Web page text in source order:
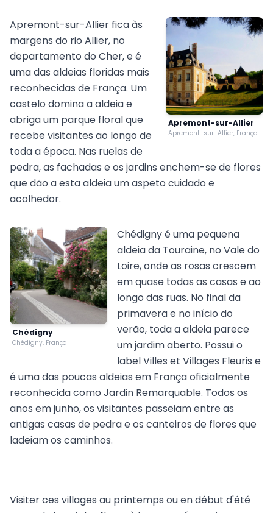
Apremont-sur-Allier
Apremont-sur-Allier, França
Apremont-sur-Allier fica às
margens do rio Allier, no
departamento do Cher, e é
uma das aldeias floridas mais
reconhecidas de França. Um
castelo domina a aldeia e
abriga um parque floral que
recebe visitantes ao longo de
toda a época. Nas ruelas de
pedra, as fachadas e os jardins enchem-se de flores
que dão a esta aldeia um aspeto cuidado e
acolhedor.
Chédigny
Chédigny, França
Chédigny é uma pequena
aldeia da Touraine, no Vale do
Loire, onde as rosas crescem
em quase todas as casas e ao
longo das ruas. No final da
primavera e no início do
verão, toda a aldeia parece
um jardim aberto. Possui o
label Villes et Villages Fleuris e
é uma das poucas aldeias em França oficialmente
reconhecida como Jardin Remarquable. Todos os
anos em junho, os visitantes passeiam entre as
antigas casas de pedra e os canteiros de flores que
ladeiam os caminhos.
Visiter ces villages au printemps ou en début d'été